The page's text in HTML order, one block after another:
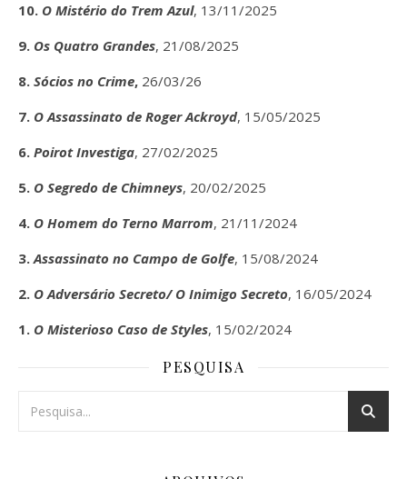
10. O Mistério do Trem Azul, 13/11/2025
9. Os Quatro Grandes, 21/08/2025
8. Sócios no Crime, 26/03/26
7. O Assassinato de Roger Ackroyd, 15/05/2025
6. Poirot Investiga, 27/02/2025
5. O Segredo de Chimneys, 20/02/2025
4. O Homem do Terno Marrom, 21/11/2024
3.Assassinato no Campo de Golfe, 15/08/2024
2. O Adversário Secreto/ O Inimigo Secreto, 16/05/2024
1. O Misterioso Caso de Styles, 15/02/2024
PESQUISA